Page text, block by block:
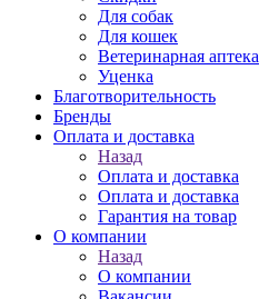
Для собак
Для кошек
Ветеринарная аптека
Уценка
Благотворительность
Бренды
Оплата и доставка
Назад
Оплата и доставка
Оплата и доставка
Гарантия на товар
О компании
Назад
О компании